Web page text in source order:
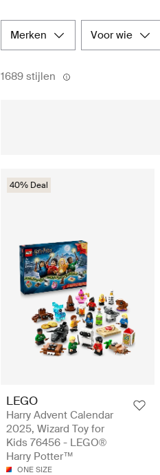
merken voor wie
1689 stijlen
40% Deal
LEGO
Harry Advent Calendar
2025, Wizard Toy for
Kids 76456 - LEGO®
Harry Potter™
ONE SIZE